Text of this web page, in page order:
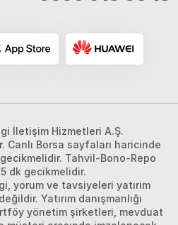
İletişim Hizmetleri A.Ş.
Canlı Borsa sayfaları haricinde
Tahvil-Bono-Repo
dk gecikmelidir.
yorum ve tavsiyeleri yatırım
Yatırım danışmanlığı
yönetim şirketleri, mevduat